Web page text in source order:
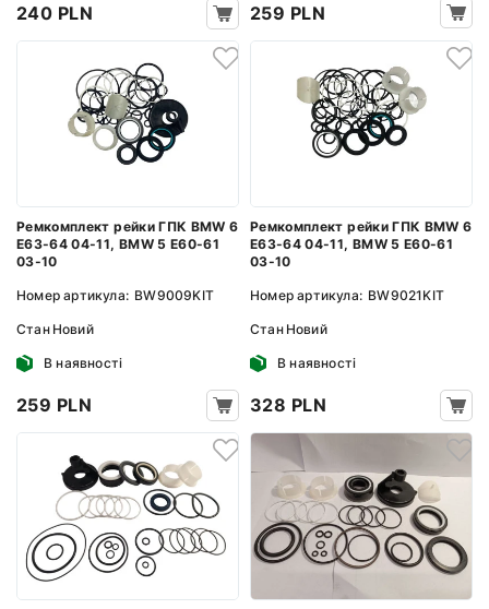
240 PLN 259 PLN
Ремкомплект рейки ГПК BMW 6
E63-64 04-11, BMW 5 E60-61
03-10
Номер артикула: BW9009KIT
Стан Новий
В наявності
259 PLN
Ремкомплект рейки ГПК BMW 6
E63-64 04-11, BMW 5 E60-61
03-10
Номер артикула: BW9021KIT
Стан Новий
В наявності
328 PLN